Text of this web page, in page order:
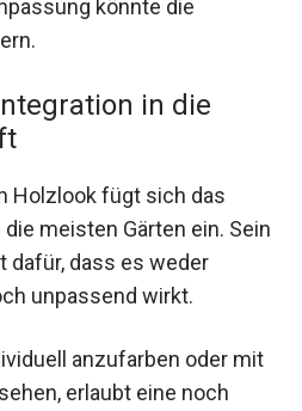
könnte die
in die
Holzlook fügt sich das
meisten Gärten ein. Sein
dafür, dass es weder
unpassend wirkt.
anzufarben oder mit
erlaubt eine noch